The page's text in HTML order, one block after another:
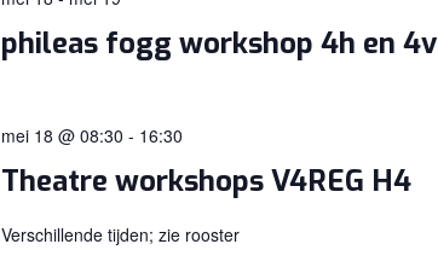
phileas fogg workshop 4h en 4v
Theatre workshops V4REG H4
mei 18 @ 08:30 - 16:30
Verschillende tijden; zie rooster